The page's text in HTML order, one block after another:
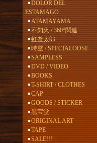
DOLOR DEL
ESTAMAGO
ATAMAYAMA
不知火 / 360°関連
虹釜太郎
時空 / SPECIALOOSE
SAMPLESS
DVD / VIDEO
BOOKS
T-SHIRT / CLOTHES
CAP
GOODS / STICKER
黒宝堂
ORIGINAL ART
TAPE
SALE!!!